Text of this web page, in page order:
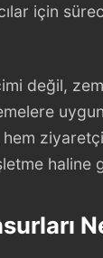
için
değil,
hem
haline